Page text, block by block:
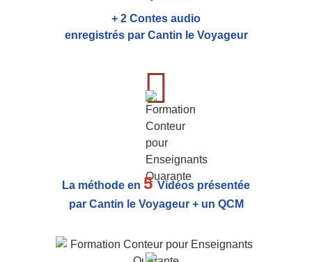
+ 2 Contes audio
enregistrés par Cantin le Voyageur
La méthode en 5Vidéos présentée
par Cantin le Voyageur + un QCM